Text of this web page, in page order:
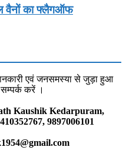
वैनों का फ्लैगऑफ
एवं जनसमस्या से जुड़ा हुआ
करें ।
Kaushik Kedarpuram,
9897006101